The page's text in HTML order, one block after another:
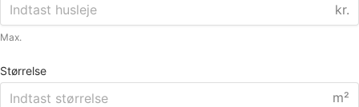
kr.
Max.
Størrelse
m²